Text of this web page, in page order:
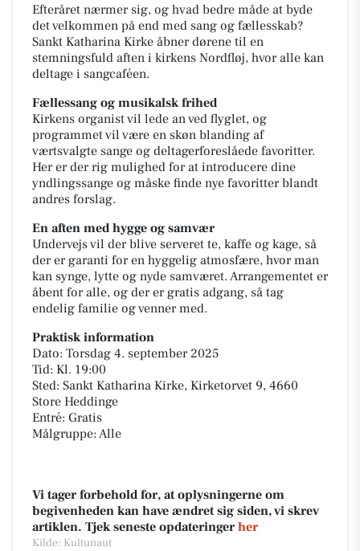
Efteråret nærmer sig, og hvad bedre måde at byde
det velkommen på end med sang og fællesskab?
Sankt Katharina Kirke åbner dørene til en
stemningsfuld aften i kirkens Nordfløj, hvor alle kan
deltage i sangcaféen.
Fællessang og musikalsk frihed
Kirkens organist vil lede an ved flyglet, og
programmet vil være en skøn blanding af
værtsvalgte sange og deltagerforeslåede favoritter.
Her er der rig mulighed for at introducere dine
yndlingssange og måske finde nye favoritter blandt
andres forslag.
En aften med hygge og samvær
Undervejs vil der blive serveret te, kaffe og kage, så
der er garanti for en hyggelig atmosfære, hvor man
kan synge, lytte og nyde samværet. Arrangementet er
åbent for alle, og der er gratis adgang, så tag
endelig familie og venner med.
Praktisk information
Dato: Torsdag 4. september 2025
Tid: Kl. 19:00
Sted: Sankt Katharina Kirke, Kirketorvet 9, 4660
Store Heddinge
Entré: Gratis
Målgruppe: Alle
Vi tager forbehold for, at oplysningerne om
begivenheden kan have ændret sig siden, vi skrev
artiklen. Tjek seneste opdateringer her
Kilde: Kultunaut